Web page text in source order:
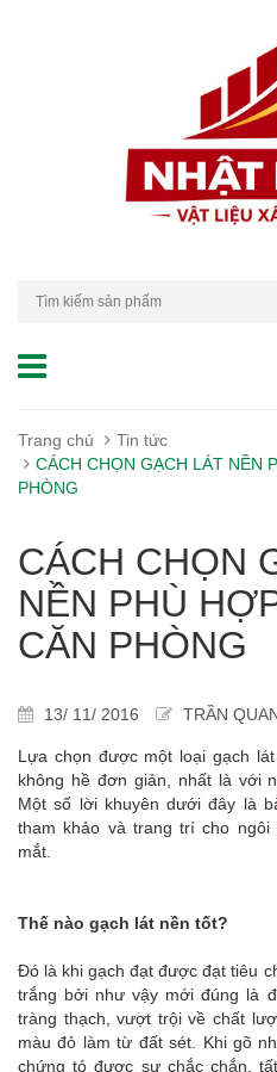
Trang chủ
Tin tức
CÁCH CHỌN GẠCH LÁT NỀN
PHÒNG
CÁCH CHỌN
NỀN PHÙ
CĂN PHÒNG
13/ 11/ 2016 TRẦN
Lựa chọn được một loại gạch
không hề đơn giản, nhất là với
Một số lời khuyên dưới đây là
tham khảo và trang trí cho
mắt.
Thế nào gạch lát nền tốt?
Đó là khi gạch đạt được đạt tiêu
trắng bởi như vậy mới đúng là
tràng thạch, vượt trội về chất
màu đỏ làm từ đất sét. Khi gõ
chứng tỏ được sự chắc chắn,